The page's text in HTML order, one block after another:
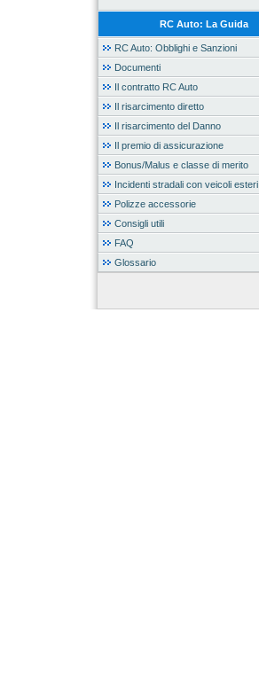
RC Auto: La Guida
RC Auto: Obblighi e Sanzioni
Documenti
Il contratto RC Auto
Il risarcimento diretto
Il risarcimento del Danno
Il premio di assicurazione
Bonus/Malus e classe di merito
Incidenti stradali con veicoli esteri
Polizze accessorie
Consigli utili
FAQ
Glossario